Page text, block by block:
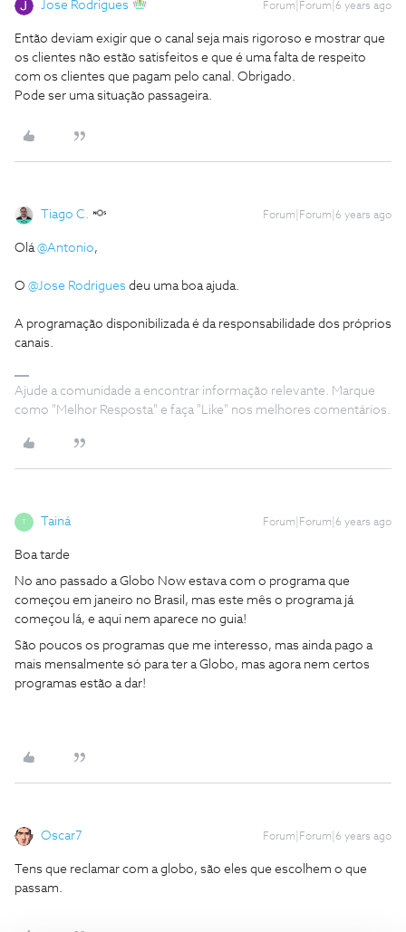
Jose Rodrigues Forum|Forum|6 years ago
Então deviam exigir que o canal seja mais rigoroso e mostrar que
os clientes não estão satisfeitos e que é uma falta de respeito
com os clientes que pagam pelo canal. Obrigado.
Pode ser uma situação passageira.
Tiago C. Forum|Forum|6 years ago
Olá@Antonio,
O @Jose Rodrigues deu uma boa ajuda.
A programação disponibilizada é da responsabilidade dos próprios
canais.
Ajude a comunidade a encontrar informação relevante. Marque
como "Melhor Resposta" e faça "Like" nos melhores comentários.
T Tainá Forum|Forum|6 years ago
Boa tarde
No ano passado a Globo Now estava com o programa que
começou em janeiro no Brasil, mas este mês o programa já
começou lá, e aqui nem aparece no guia!
São poucos os programas que me interesso, mas ainda pago a
mais mensalmente só para ter a Globo, mas agora nem certos
programas estão a dar!
Oscar7 Forum|Forum|6 years ago
Tens que reclamar com a globo, são eles que escolhem o que
passam.